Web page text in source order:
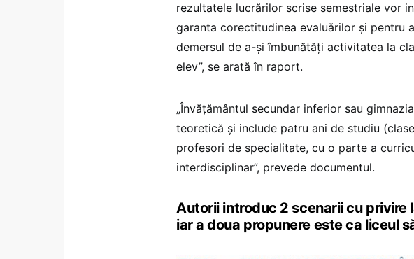
rezultatele lucrărilor scrise semestriale vor
garanta corectitudinea evaluărilor și pentru
demersul de a-și îmbunătăți activitatea la
elev”, se arată în raport.
„Învățământul secundar inferior sau
teoretică și include patru ani de studiu
profesori de specialitate, cu o parte a
interdisciplinar”, prevede documentul.
Autorii introduc 2 scenarii cu privire
iar a doua propunere este ca liceul